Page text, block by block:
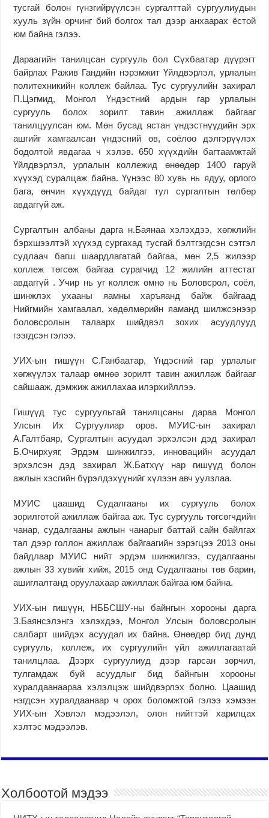
тусгай болон гүнзгийрүүлсэн сургалттай сургуулиудын
хууль зүйн орчинг бий болгох тал дээр анхаарах ёстой
юм байна гэлээ.
Дараагийн танилцсан сургууль бол Сүхбаатар дүүрэгт
байрлах Ражив Гандийн нэрэмжит Үйлдвэрлэл, урлалын
политехникийн коллеж байлаа. Тус сургуулийн захирал
П.Цэгмид, Монгол Үндэстний ардын гар урлалын
сургууль болох зорилт тавин ажиллаж байгааг
танилцуулсан юм. Мөн бусад ястан үндэстнүүдийн эрх
ашгийг хамгаалсан үндэсний өв, соёлоо дэлгэрүүлэх
бодолтой явдагаа ч хэлэв. 650 хүүхдийн багтаамжтай
Үйлдвэрлэл, урлалын коллежид өнөөдөр 1400 гаруй
хүүхэд суралцаж байна. Үүнээс 80 хувь нь ядуу, орлого
бага, өнчин хүүхдүүд байдаг тул сургалтын төлбөр
авдаггүй аж.
Сургалтын албаны дарга н.Баянаа хэлэхдээ, хөгжлийн
бэрхшээлтэй хүүхэд сургахад тусгай бэлтгэгдсэн сэтгэл
судлаач багш шаардлагатай байгаа, мөн 2,5 жилээр
коллеж төгсөж байгаа сурагчид 12 жилийн аттестат
авдаггүй . Учир нь уг коллеж өмнө нь Боловсрол, соёл,
шинжлэх ухааны яамны харъяанд байж байгаад
Нийгмийн хамгаалал, хөдөлмөрийн яаманд шилжсэнээр
боловсролын талаарх шийдвэл зохих асуудлууд
гээгдсэн гэлээ.
УИХ-ын гишүүн С.Ганбаатар, Үндэсний гар урлалыг
хөгжүүлэх талаар өмнөө зорилт тавин ажиллаж байгааг
сайшааж, дэмжиж ажиллахаа илэрхийллээ.
Гишүүд тус сургуультай танилцсаны дараа Монгол
Улсын Их Сургуулиар оров. МУИС-ын захирал
А.Галтбаяр, Сургалтын асуудал эрхэлсэн дэд захирал
Б.Очирхуяг, Эрдэм шинжилгээ, инновацийн асуудал
эрхэлсэн дэд захирал Ж.Батхүү нар гишүүд болон
ажлын хэсгийн бүрэлдэхүүнийг хүлээн авч уулзлаа.
МУИС цаашид Судалгааны их сургууль болох
зорилготой ажиллаж байгаа аж. Тус сургууль төгсөгчдийн
чанар, судалгааны ажлын чанарыг баттай сайн байлгах
тал дээр голлон ажиллаж байгаагийн зэрэгцээ 2013 оны
байдлаар МУИС нийт эрдэм шинжилгээ, судалгааны
ажлын 33 хувийг хийж, 2015 онд Судалгааны төв барин,
ашиглалтанд оруулахаар ажиллаж байгаа юм байна.
УИХ-ын гишүүн, НББСШУ-ны байнгын хорооны дарга
З.Баянсэлэнгэ хэлэхдээ, Монгол Улсын боловсролын
салбарт шийдэх асуудал их байна. Өнөөдөр бид дунд
сургууль, коллеж, их сургуулийн үйл ажиллагаатай
танилцлаа. Дээрх сургуулиуд дээр гарсан зөрчил,
тулгамдаж буй асуудлыг бид байнгын хорооны
хуралдаанаараа хэлэлцэж шийдвэрлэх болно. Цаашид
нэгдсэн хуралдаанаар ч орох боломжтой гэлээ хэмээн
УИХ-ын Хэвлэл мэдээлэл, олон нийттэй харилцах
хэлтэс мэдээлэв.
Холбоотой мэдээ